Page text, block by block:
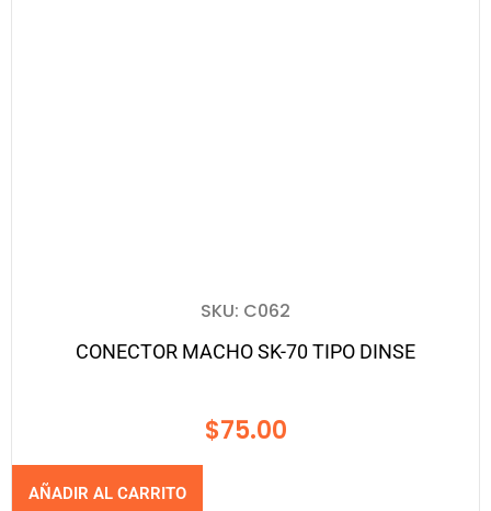
SKU: C062
CONECTOR MACHO SK-70 TIPO DINSE
$75.00
AÑADIR AL CARRITO